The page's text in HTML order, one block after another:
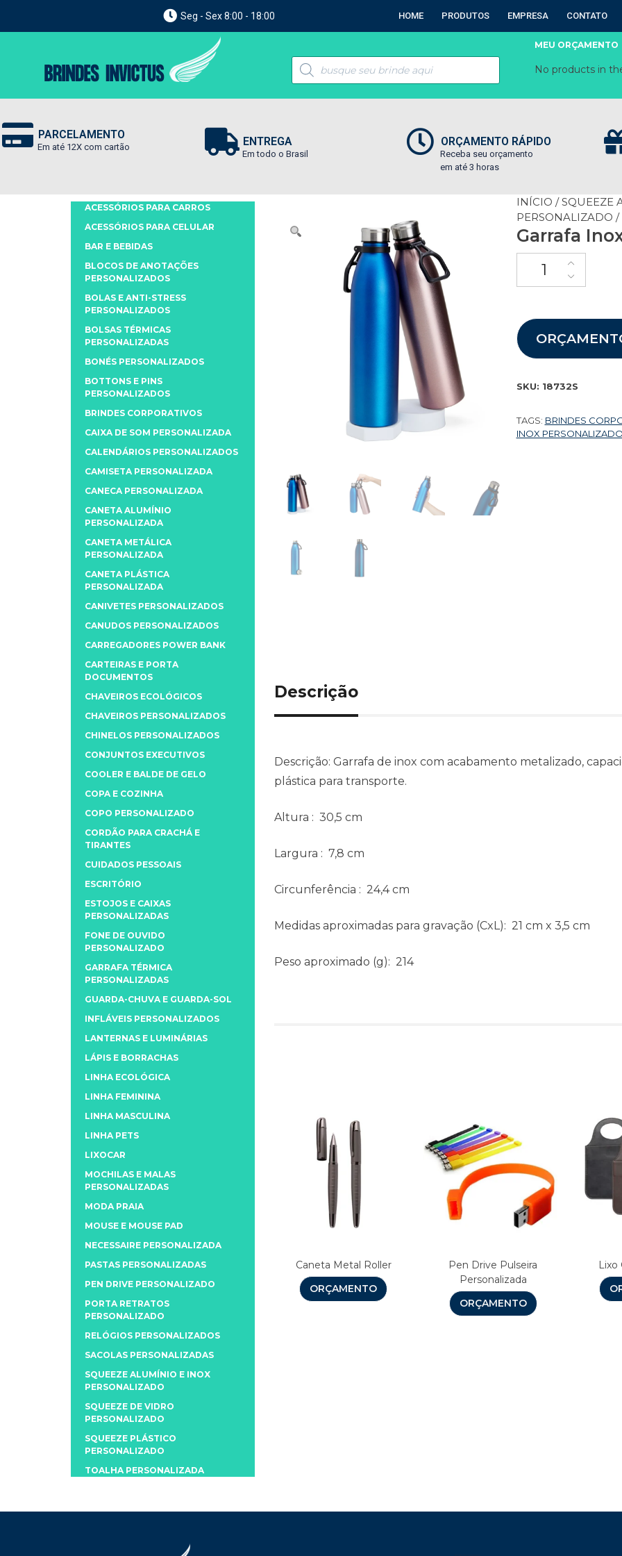
Seg - Sex 8:00 - 18:00 HOME PRODUTOS EMPRESA CONTATO
MEU ORÇAMENTO
No products in
PARCELAMENTO
Em até 12X com cartão ENTREGA
Em todo o Brasil
ORÇAMENTO RÁPIDO
Receba seu orçamento
em até 3 horas
INÍCIO /SQUEEZE
PERSONALIZADO /
Garrafa
SKU: 18732S
TAGS: BRINDES
INOX
Descrição
Descrição: Garrafa de inox com acabamento metalizado,
plástica para transporte.
Altura : 30,5 cm
Largura : 7,8 cm
Circunferência : 24,4 cm
Medidas aproximadas para gravação (CxL): 21 cm x 3,5 cm
Peso aproximado (g): 214
Caneta Metal Roller
ORÇAMENTO
Pen Drive Pulseira
Personalizada
ORÇAMENTO
Lixo
ACESSÓRIOS PARA CARROS
ACESSÓRIOS PARA CELULAR
BAR E BEBIDAS
BLOCOS DE ANOTAÇÕES
PERSONALIZADOS
BOLAS E ANTI-STRESS
PERSONALIZADOS
BOLSAS TÉRMICAS
PERSONALIZADAS
BONÉS PERSONALIZADOS
BOTTONS E PINS
PERSONALIZADOS
BRINDES CORPORATIVOS
CAIXA DE SOM PERSONALIZADA
CALENDÁRIOS PERSONALIZADOS
CAMISETA PERSONALIZADA
CANECA PERSONALIZADA
CANETA ALUMÍNIO
PERSONALIZADA
CANETA METÁLICA
PERSONALIZADA
CANETA PLÁSTICA
PERSONALIZADA
CANIVETES PERSONALIZADOS
CANUDOS PERSONALIZADOS
CARREGADORES POWER BANK
CARTEIRAS E PORTA
DOCUMENTOS
CHAVEIROS ECOLÓGICOS
CHAVEIROS PERSONALIZADOS
CHINELOS PERSONALIZADOS
CONJUNTOS EXECUTIVOS
COOLER E BALDE DE GELO
COPA E COZINHA
COPO PERSONALIZADO
CORDÃO PARA CRACHÁ E
TIRANTES
CUIDADOS PESSOAIS
ESCRITÓRIO
ESTOJOS E CAIXAS
PERSONALIZADAS
FONE DE OUVIDO
PERSONALIZADO
GARRAFA TÉRMICA
PERSONALIZADAS
GUARDA-CHUVA E GUARDA-SOL
INFLÁVEIS PERSONALIZADOS
LANTERNAS E LUMINÁRIAS
LÁPIS E BORRACHAS
LINHA ECOLÓGICA
LINHA FEMININA
LINHA MASCULINA
LINHA PETS
LIXOCAR
MOCHILAS E MALAS
PERSONALIZADAS
MODA PRAIA
MOUSE E MOUSE PAD
NECESSAIRE PERSONALIZADA
PASTAS PERSONALIZADAS
PEN DRIVE PERSONALIZADO
PORTA RETRATOS
PERSONALIZADO
RELÓGIOS PERSONALIZADOS
SACOLAS PERSONALIZADAS
SQUEEZE ALUMÍNIO E INOX
PERSONALIZADO
SQUEEZE DE VIDRO
PERSONALIZADO
SQUEEZE PLÁSTICO
PERSONALIZADO
TOALHA PERSONALIZADA